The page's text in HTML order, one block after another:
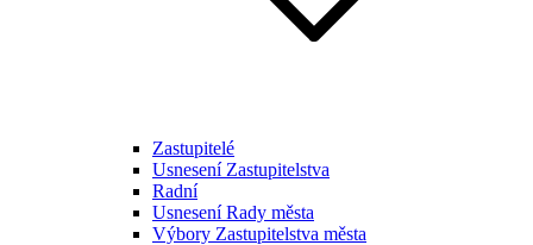
Zastupitelé
Usnesení Zastupitelstva
Radní
Usnesení Rady města
Výbory Zastupitelstva města